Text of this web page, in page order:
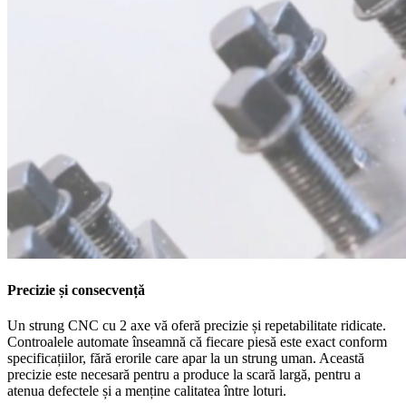
Precizie și consecvență
Un strung CNC cu 2 axe vă oferă precizie și repetabilitate ridicate.
Controalele automate înseamnă că fiecare piesă este exact conform
specificațiilor, fără erorile care apar la un strung uman. Această
precizie este necesară pentru a produce la scară largă, pentru a
atenua defectele și a menține calitatea între loturi.